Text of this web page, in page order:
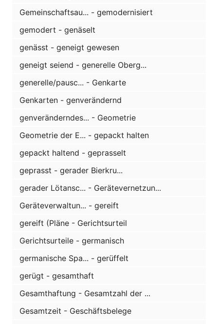
Gemeinschaftsau... - gemodernisiert
gemodert - genäselt
genässt - geneigt gewesen
geneigt seiend - generelle Oberg...
generelle/pausc... - Genkarte
Genkarten - genverändernd
genveränderndes... - Geometrie
Geometrie der E... - gepackt halten
gepackt haltend - geprasselt
geprasst - gerader Bierkru...
gerader Lötansc... - Gerätevernetzun...
Geräteverwaltun... - gereift
gereift (Pläne - Gerichtsurteil
Gerichtsurteile - germanisch
germanische Spa... - gerüffelt
gerügt - gesamthaft
Gesamthaftung - Gesamtzahl der ...
Gesamtzeit - Geschäftsbelege